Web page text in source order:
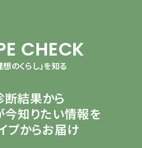
CHECK
想のくらし」を知る
断結果から
今知りたい情報を
プからお届け